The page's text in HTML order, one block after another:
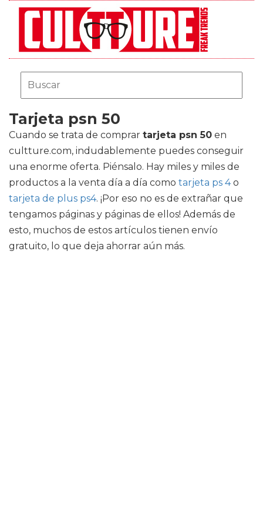
Tarjeta psn 50
Cuando se trata de comprar tarjeta psn 50 en
cultture.com, indudablemente puedes conseguir
una enorme oferta. Piénsalo. Hay miles y miles de
productos a la venta día a día como tarjeta ps 4o
tarjeta de plus ps4. ¡Por eso no es de extrañar que
tengamos páginas y páginas de ellos! Además de
esto, muchos de estos artículos tienen envío
gratuito, lo que deja ahorrar aún más.